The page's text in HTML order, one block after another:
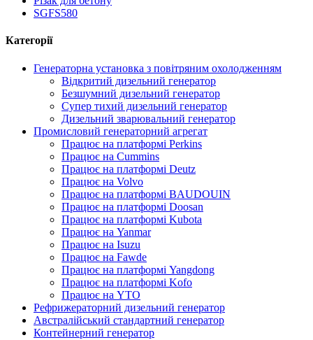
SGFS580
Категорії
Генераторна установка з повітряним охолодженням
Відкритий дизельний генератор
Безшумний дизельний генератор
Супер тихий дизельний генератор
Дизельний зварювальний генератор
Промисловий генераторний агрегат
Працює на платформі Perkins
Працює на Cummins
Працює на платформі Deutz
Працює на Volvo
Працює на платформі BAUDOUIN
Працює на платформі Doosan
Працює на платформі Kubota
Працює на Yanmar
Працює на Isuzu
Працює на Fawde
Працює на платформі Yangdong
Працює на платформі Kofo
Працює на YTO
Рефрижераторний дизельний генератор
Австралійський стандартний генератор
Контейнерний генератор